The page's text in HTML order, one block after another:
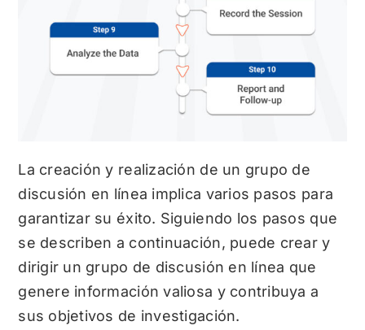
La creación y realización de un grupo de
discusión en línea implica varios pasos para
garantizar su éxito. Siguiendo los pasos que
se describen a continuación, puede crear y
dirigir un grupo de discusión en línea que
genere información valiosa y contribuya a
sus objetivos de investigación.